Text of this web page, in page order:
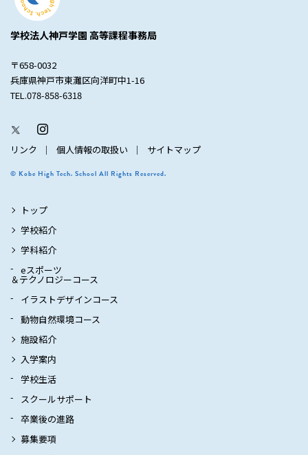
学校法人神戸学園 高等課程事務局
〒658-0032
兵庫県神戸市東灘区向洋町中1-16
TEL.078-858-6318
リンク 個人情報の取扱い サイトマップ
© Kobe High Tech. School All Rights Reserved.
トップ
学校紹介
学科紹介
eスポーツ
＆テクノロジーコース
イラストデザインコース
動物自然環境コース
施設紹介
入学案内
学校生活
スクールサポート
卒業後の進路
募集要項